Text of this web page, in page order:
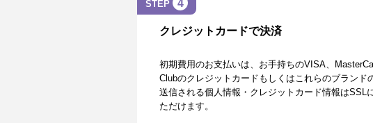
STEP 4
クレジットカードで決済
初期費用のお支払いは、お手持ちのVISA、
Clubのクレジットカードもしくはこれらのブランド
送信される個人情報・クレジットカード情報はSSL
ただけます。